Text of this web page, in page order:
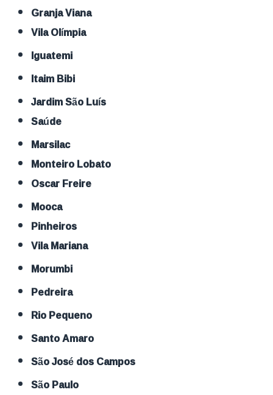
Granja Viana
Vila Olímpia
Iguatemi
Itaim Bibi
Jardim São Luís
Saúde
Marsilac
Monteiro Lobato
Oscar Freire
Mooca
Pinheiros
Vila Mariana
Morumbi
Pedreira
Rio Pequeno
Santo Amaro
São José dos Campos
São Paulo